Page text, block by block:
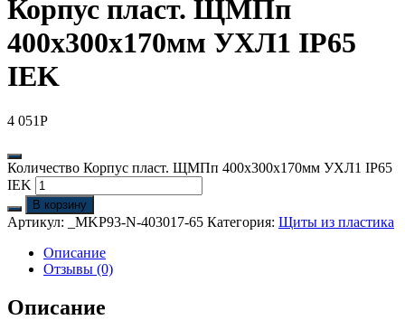
Корпус пласт. ЩМПп
400х300х170мм УХЛ1 IP65
IEK
4 051Р
Количество Корпус пласт. ЩМПп 400х300х170мм УХЛ1 IP65
IEK
В корзину
Артикул: _MKP93-N-403017-65 Категория: Щиты из пластика
Описание
Отзывы (0)
Описание